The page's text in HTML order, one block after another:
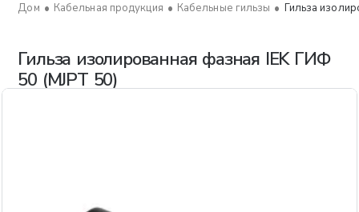
Гильза изолированная фазная IEK ГИФ
50 (MJPT 50)
Кабельная продукция Кабельные гильзы Гильза